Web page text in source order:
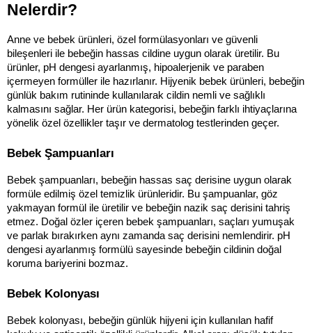
Nelerdir?
Anne ve bebek ürünleri, özel formülasyonları ve güvenli
bileşenleri ile bebeğin hassas cildine uygun olarak üretilir. Bu
ürünler, pH dengesi ayarlanmış, hipoalerjenik ve paraben
içermeyen formüller ile hazırlanır. Hijyenik bebek ürünleri, bebeğin
günlük bakım rutininde kullanılarak cildin nemli ve sağlıklı
kalmasını sağlar. Her ürün kategorisi, bebeğin farklı ihtiyaçlarına
yönelik özel özellikler taşır ve dermatolog testlerinden geçer.
Bebek Şampuanları
Bebek şampuanları, bebeğin hassas saç derisine uygun olarak
formüle edilmiş özel temizlik ürünleridir. Bu şampuanlar, göz
yakmayan formül ile üretilir ve bebeğin nazik saç derisini tahriş
etmez. Doğal özler içeren bebek şampuanları, saçları yumuşak
ve parlak bırakırken aynı zamanda saç derisini nemlendirir. pH
dengesi ayarlanmış formülü sayesinde bebeğin cildinin doğal
koruma bariyerini bozmaz.
Bebek Kolonyası
Bebek kolonyası, bebeğin günlük hijyeni için kullanılan hafif